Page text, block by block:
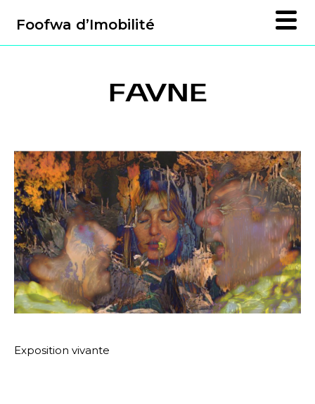
Foofwa d’Imobilité
FAVNE
Exposition vivante